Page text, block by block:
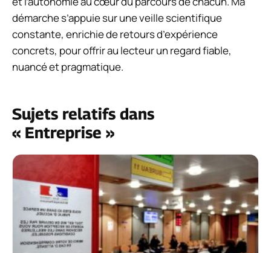
démarche s’appuie sur une veille scientifique
constante, enrichie de retours d’expérience
concrets, pour offrir au lecteur un regard fiable,
nuancé et pragmatique.
Sujets relatifs dans
« Entreprise »